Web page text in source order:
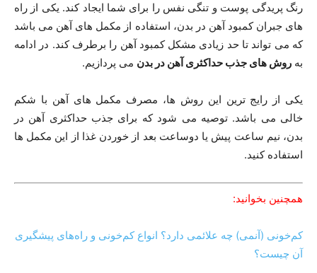
رنگ پریدگی پوست و تنگی نفس را برای شما ایجاد کند. یکی از راه
های جبران کمبود آهن در بدن، استفاده از مکمل های آهن می باشد
که می تواند تا حد زیادی مشکل کمبود آهن را برطرف کند. در ادامه
به روش های جذب حداکثری آهن در بدن می پردازیم.
یکی از رایج ترین این روش ها، مصرف مکمل های آهن با شکم
خالی می باشد. توصیه می شود که برای جذب حداکثری آهن در
بدن، نیم ساعت پیش یا دوساعت بعد از خوردن غذا از این مکمل ها
استفاده کنید.
همچنین بخوانید:
کم‌خونی (آنمی) چه علائمی دارد؟ انواع کم‌خونی و راه‌های پیشگیری
آن چیست؟